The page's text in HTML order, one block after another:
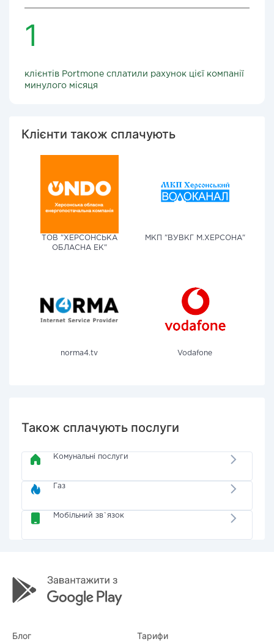
1
клієнтів Portmone сплатили рахунок цієї компанії
минулого місяця
Клієнти також сплачують
ТОВ "ХЕРСОНСЬКА
ОБЛАСНА ЕК"
МКП "ВУВКГ М.ХЕРСОНА"
norma4.tv Vodafone
Також сплачують послуги
Комунальні послуги
Газ
Мобільний зв`язок
Блог Тарифи